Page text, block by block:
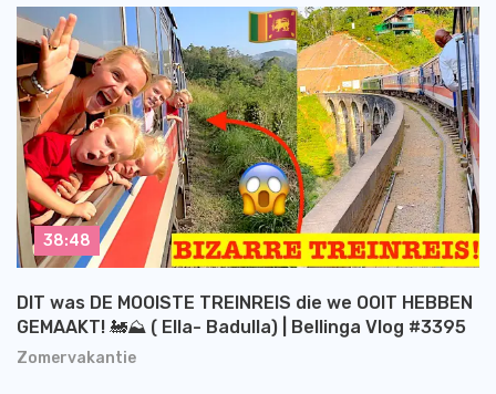
Zomervakantie
DIT was DE MOOISTE TREINREIS die we OOIT HEBBEN
GEMAAKT! 🚂⛰️ ( Ella- Badulla) | Bellinga Vlog #3395
38:48